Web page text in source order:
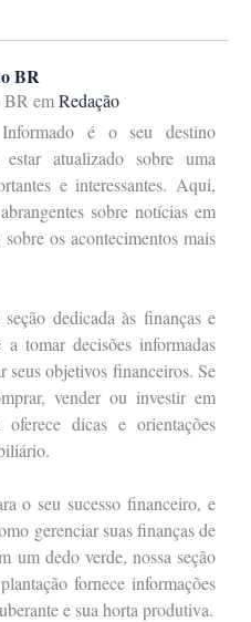
BR
BR emRedação
é o seu destino
atualizado sobre uma
e interessantes. Aqui,
sobre notícias em
os acontecimentos mais
dedicada às finanças e
a tomar decisões informadas
seus objetivos financeiros. Se
vender ou investir em
dicas e orientações
o seu sucesso financeiro, e
gerenciar suas finanças de
um dedo verde, nossa seção
fornece informações
e sua horta produtiva.